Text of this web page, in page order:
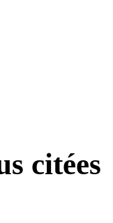
citées